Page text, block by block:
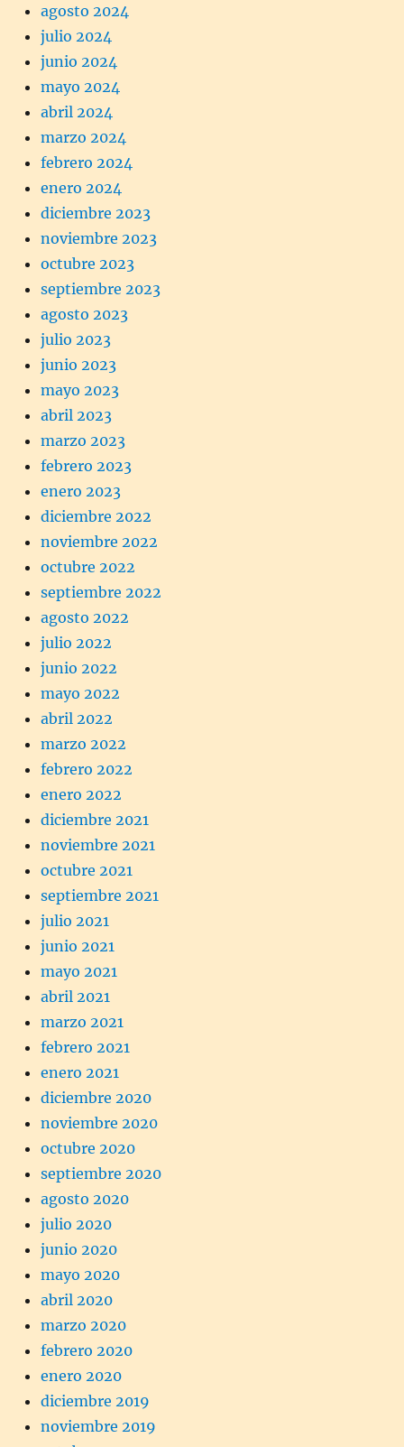
agosto 2024
julio 2024
junio 2024
mayo 2024
abril 2024
marzo 2024
febrero 2024
enero 2024
diciembre 2023
noviembre 2023
octubre 2023
septiembre 2023
agosto 2023
julio 2023
junio 2023
mayo 2023
abril 2023
marzo 2023
febrero 2023
enero 2023
diciembre 2022
noviembre 2022
octubre 2022
septiembre 2022
agosto 2022
julio 2022
junio 2022
mayo 2022
abril 2022
marzo 2022
febrero 2022
enero 2022
diciembre 2021
noviembre 2021
octubre 2021
septiembre 2021
julio 2021
junio 2021
mayo 2021
abril 2021
marzo 2021
febrero 2021
enero 2021
diciembre 2020
noviembre 2020
octubre 2020
septiembre 2020
agosto 2020
julio 2020
junio 2020
mayo 2020
abril 2020
marzo 2020
febrero 2020
enero 2020
diciembre 2019
noviembre 2019